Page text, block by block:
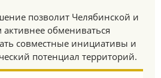
позволит Челябинской и
обмениваться
совместные инициативы и
потенциал территорий.